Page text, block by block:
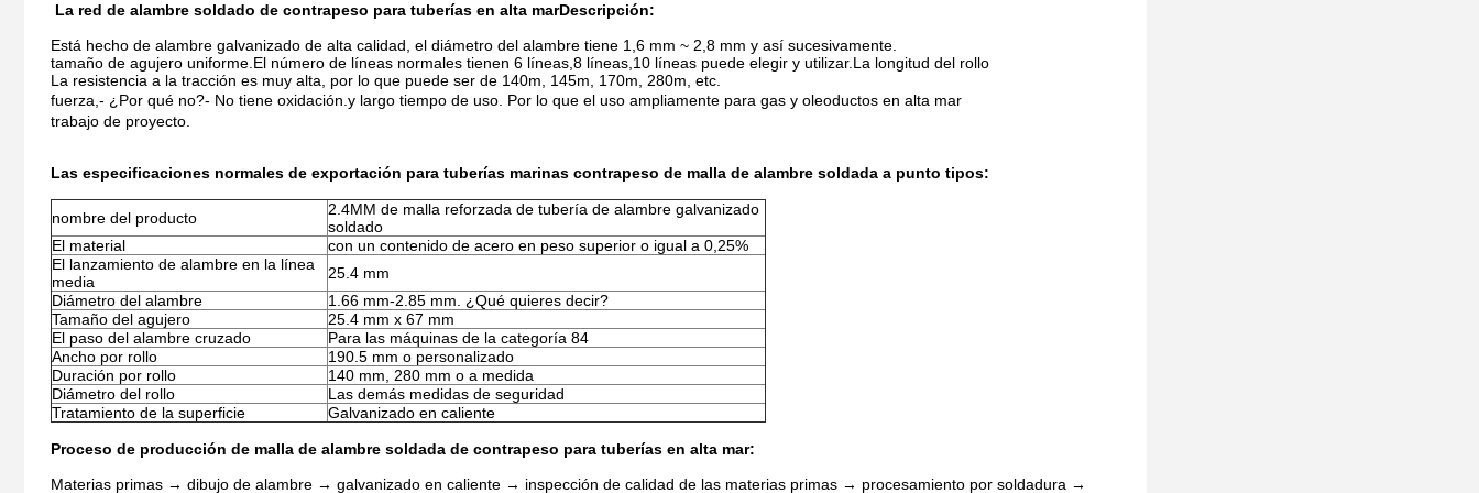
La red de alambre soldado de contrapeso para tuberías en alta marDescripción:
Está hecho de alambre galvanizado de alta calidad, el diámetro del alambre tiene 1,6 mm ~ 2,8 mm y así sucesivamente.
tamaño de agujero uniforme.El número de líneas normales tienen 6 líneas,8 líneas,10 líneas puede elegir y utilizar.La longitud del rollo
La resistencia a la tracción es muy alta, por lo que puede ser de 140m, 145m, 170m, 280m, etc.
fuerza,- ¿Por qué no?- No tiene oxidación.y largo tiempo de uso. Por lo que el uso ampliamente para gas y oleoductos en alta mar
trabajo de proyecto.
Las especificaciones normales de exportación para tuberías marinas contrapeso de malla de alambre soldada a punto tipos:
nombre del producto
2.4MM de malla reforzada de tubería de alambre galvanizado
soldado
El material
con un contenido de acero en peso superior o igual a 0,25%
El lanzamiento de alambre en la línea
media
25.4 mm
Diámetro del alambre
1.66 mm-2.85 mm. ¿Qué quieres decir?
Tamaño del agujero
25.4 mm x 67 mm
El paso del alambre cruzado
Para las máquinas de la categoría 84
Ancho por rollo
190.5 mm o personalizado
Duración por rollo
140 mm, 280 mm o a medida
Diámetro del rollo
Las demás medidas de seguridad
Tratamiento de la superficie
Galvanizado en caliente
Proceso de producción de malla de alambre soldada de contrapeso para tuberías en alta mar:
Materias primas → dibujo de alambre → galvanizado en caliente → inspección de calidad de las materias primas → procesamiento por soldadura →